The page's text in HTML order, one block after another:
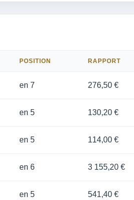
POSITION RAPPORT
en 7 276,50 €
en 5 130,20 €
en 5 114,00 €
en 6 3 155,20 €
en 5 541,40 €